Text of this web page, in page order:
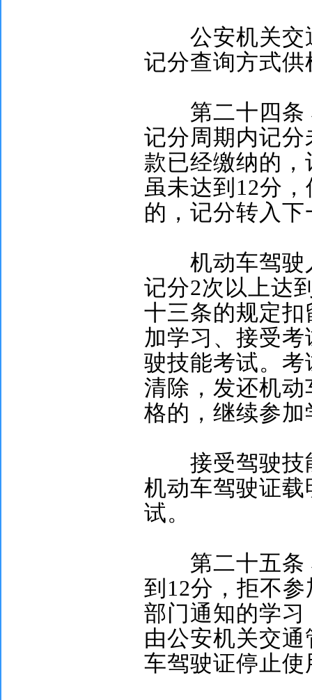
公安机关交
记分查询方式
第二十四条
记分周期内记分
款已经缴纳的
虽未达到 12分，
的，记分转入
机动车驾驶
记分2次以上达
十三条的规定
加学习、接受
驶技能考试。
清除，发还机
格的，继续参
接受驾驶技
机动车驾驶证
试。
第二十五条
到 12分，拒不
部门通知的学
由公安机关交
车驾驶证停止使